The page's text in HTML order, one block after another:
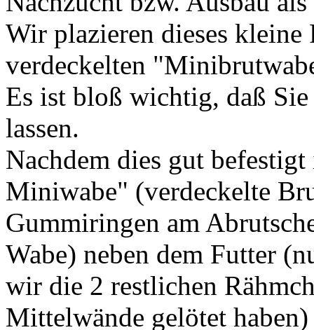
Wir plazieren dieses kleine
verdeckelten
Es ist bloß wichtig, daß
lassen.
Nachdem dies gut
Miniwabe" (verdeckelte
Gummiringen am
Wabe) neben dem Futter
wir die 2 restlichen
Mittelwände gelötet